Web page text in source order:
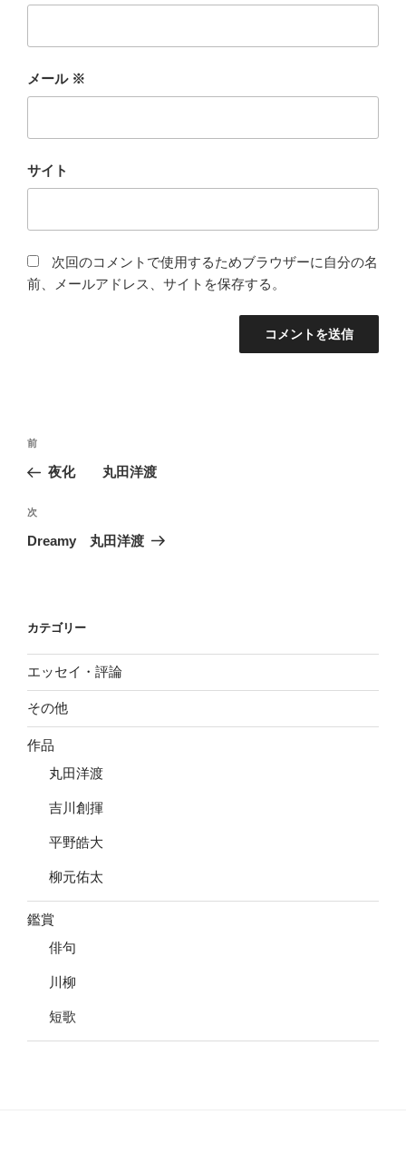
メール ※
サイト
次回のコメントで使用するためブラウザーに自分の名
前、メールアドレス、サイトを保存する。
投
ナ
ビ
ゲ
ン
前
の
稿
前
夜化 丸田洋渡
次
の
次
Dreamy 丸田洋渡
カテゴリー
エッセイ・評論
その他
作品
丸田洋渡
吉川創揮
平野皓大
柳元佑太
鑑賞
俳句
川柳
短歌